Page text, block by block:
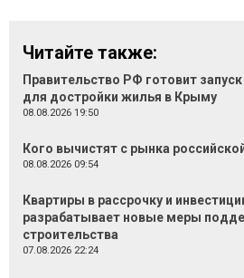
Читайте также:
Правительство РФ готовит
для достройки жилья в Крыму
08.08.2026 19:50
Кого вычистят с рынка
08.08.2026 09:54
Квартиры в рассрочку и
разрабатывает новые меры
строительства
07.08.2026 22:24